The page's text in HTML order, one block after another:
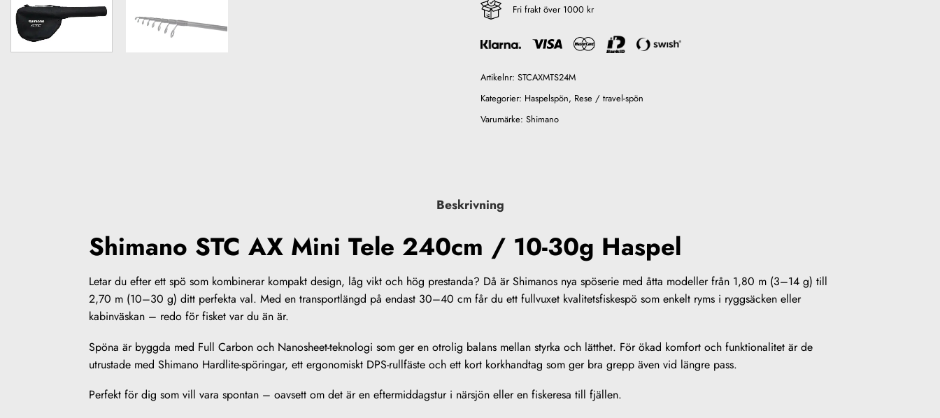
Fri frakt över 1000 kr
Artikelnr: STCAXMTS24M
Kategorier: Haspelspön, Rese / travel-spön
Varumärke: Shimano
Beskrivning
Shimano STC AX Mini Tele 240cm / 10-30g Haspel
Letar du efter ett spö som kombinerar kompakt design, låg vikt och hög prestanda? Då är Shimanos nya spöserie med åtta modeller från 1,80 m (3–14 g) till
2,70 m (10–30 g) ditt perfekta val. Med en transportlängd på endast 30–40 cm får du ett fullvuxet kvalitetsfiskespö som enkelt ryms i ryggsäcken eller
kabinväskan – redo för fisket var du än är.
Spöna är byggda med Full Carbon och Nanosheet-teknologi som ger en otrolig balans mellan styrka och lätthet. För ökad komfort och funktionalitet är de
utrustade med Shimano Hardlite-spöringar, ett ergonomiskt DPS-rullfäste och ett kort korkhandtag som ger bra grepp även vid längre pass.
Perfekt för dig som vill vara spontan – oavsett om det är en eftermiddagstur i närsjön eller en fiskeresa till fjällen.